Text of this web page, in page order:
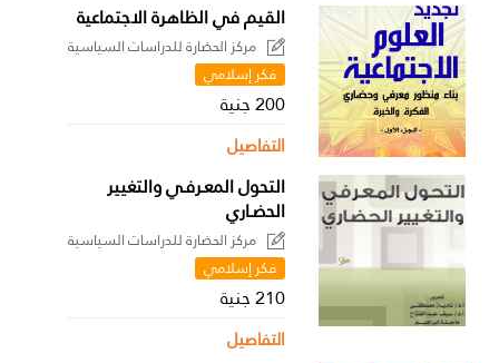
القيم في الظاهرة الاجتماعية
مركز الحضارة للدراسات السياسية
فكر إسلامي
200 جنية
التفاصيل
التحول المعـرفـي والتغيير
الحضـاري
مركز الحضارة للدراسات السياسية
فكر إسلامي
210 جنية
التفاصيل